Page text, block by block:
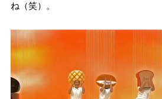
ね（笑）。